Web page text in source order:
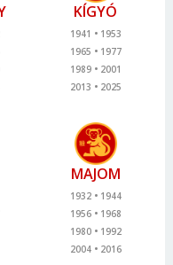
KÍGYÓ
1941
1953
1965
1977
1989
2001
2013
2025
MAJOM
1932
1944
1956
1968
1980
1992
2004
2016